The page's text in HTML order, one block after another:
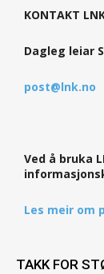
KONTAKT
Dagleg leiar
post@lnk.no
Ved å bruka
Les meir om
TAKK FOR